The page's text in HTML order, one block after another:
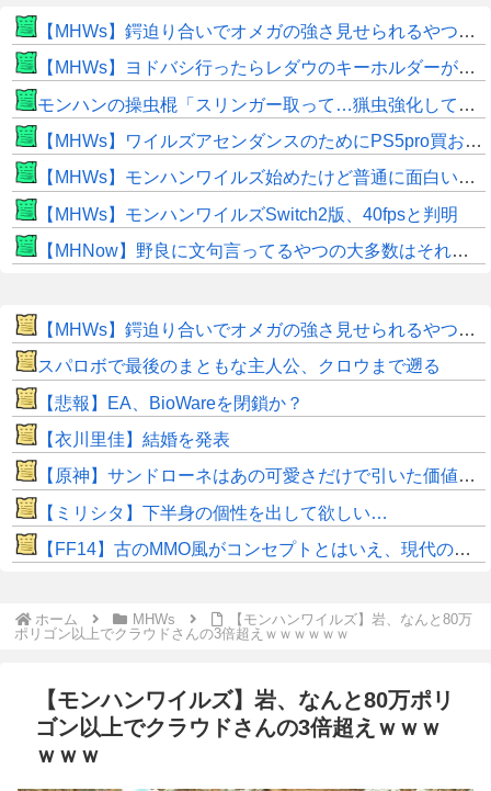
【MHWs】鍔迫り合いでオメガの強さ見せられるやつ一番すき
【MHWs】ヨドバシ行ったらレダウのキーホルダーが100円で売ってて草
モンハンの操虫棍「スリンガー取って…猟虫強化して…エキス取って… よし、戦うぞ」←これ
【MHWs】ワイルズアセンダンスのためにPS5pro買おうとしたら転売価格ばかりじゃねーか
【MHWs】モンハンワイルズ始めたけど普通に面白いじゃん
【MHWs】モンハンワイルズSwitch2版、40fpsと判明
【MHNow】野良に文句言ってるやつの大多数はそれしてないだけの雑魚だから聞く耳持つだけムダよ
【MHWs】鍔迫り合いでオメガの強さ見せられるやつ一番すき
スパロボで最後のまともな主人公、クロウまで遡る
【悲報】EA、BioWareを閉鎖か？
【衣川里佳】結婚を発表
【原神】サンドローネはあの可愛さだけで引いた価値ある！
【ミリシタ】下半身の個性を出して欲しい…
【FF14】古のMMO風がコンセプトとはいえ、現代の環境に「アクセ極低ドロ率」は合っていないのでは？と話題に
ホーム MHWs
【モンハンワイルズ】岩、なんと80万
ポリゴン以上でクラウドさんの3倍超えｗｗｗｗｗｗ
【モンハンワイルズ】岩、なんと80万ポリ
ゴン以上でクラウドさんの3倍超えｗｗｗ
ｗｗｗ